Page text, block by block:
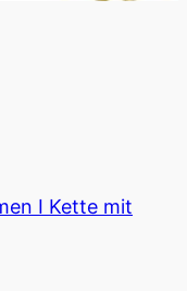
I Kette mit